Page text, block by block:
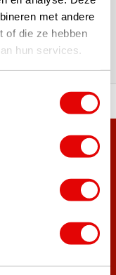
met andere
of die ze hebben
hun services.
Shops, TrustPilot,
aan het
Vóór 15:00 besteld,
zich al
nooit meer de beste